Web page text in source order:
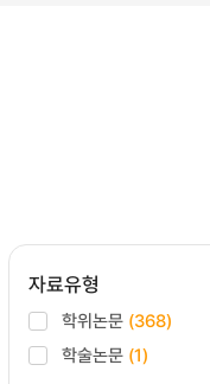
자료유형
학위논문 (368)
학술논문 (1)